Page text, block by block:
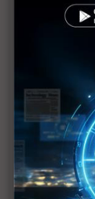
台積CoWoS
IFS翻身關鍵
週末新聞速
天堂預告
SpaceX揭
元垂直整合鏈
告別台積電
晶片第二來源